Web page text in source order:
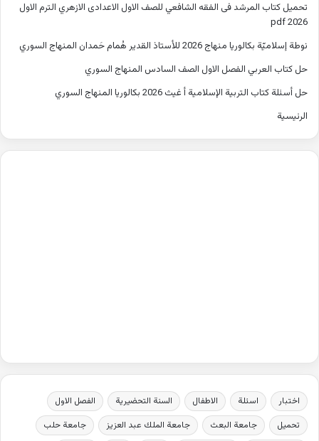
تحميل كتاب المرشد فى الفقه الشافعي للصف الاول الاعدادى الازهري الترم الاول
2026 pdf
نوطة إسلاميّة بكالوريا منهاج 2026 للأستاذ القدير هُمام حَمدان المنهاج السوري
حل كتاب العربي الفصل الاول الصف السادس المنهاج السوري
حل أسئلة كتاب التربية الإسلامية أ غيث 2026 بكالوريا المنهاج السوري
الرئيسية
اختبار اسئلة الاطفال السنة التحضيرية
الفصل الاول
تحميل
جامعة البعث جامعة الملك عبد العزيز
جامعة حلب